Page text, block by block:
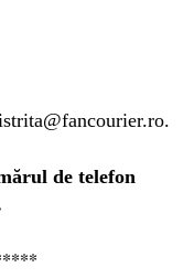
.
de telefon